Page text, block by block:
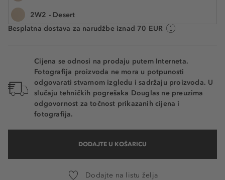
2W2 - Desert
0W - Porcelaine
1N - Ivory
1W1 - Ecru
Dostupno. Dostava: 2 do 5 radnih dana
Besplatna dostava za narudžbe iznad 70 EUR
Cijena se odnosi na prodaju putem Interneta.
Fotografija proizvoda ne mora u potpunosti
odgovarati stvarnom izgledu i sadržaju proizvoda. U
slučaju tehničkih pogrešaka Douglas ne preuzima
odgovornost za točnost prikazanih cijena i
fotografija.
DODAJTE U KOŠARICU
Dodajte na listu želja